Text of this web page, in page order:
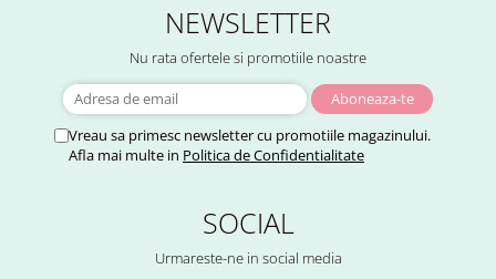
NEWSLETTER
Nu rata ofertele si promotiile noastre
Vreau sa primesc newsletter cu promotiile magazinului.
Afla mai multe in Politica de Confidentialitate
SOCIAL
Urmareste-ne in social media